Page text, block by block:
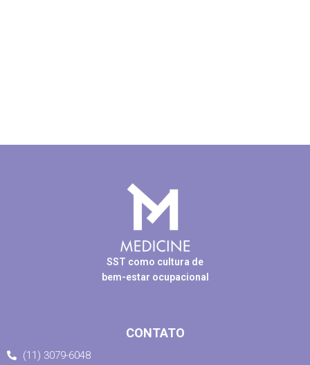
SST como cultura de
bem-estar ocupacional
CONTATO
(11) 3079-6048